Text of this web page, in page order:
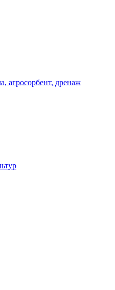
агросорбент, дренаж